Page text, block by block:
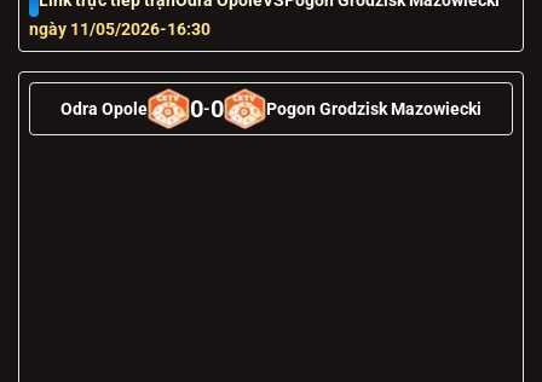
ngày 11/05/2026-16:30
Odra Opole 0-0 Pogon Grodzisk Mazowiecki